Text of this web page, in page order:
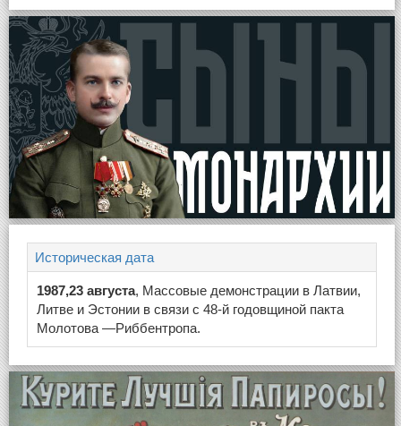
Историческая дата
1987,23 августа, Массовые демонстрации в Латвии,
Литве и Эстонии в связи с 48-й годовщиной пакта
Молотова —Риббентропа.